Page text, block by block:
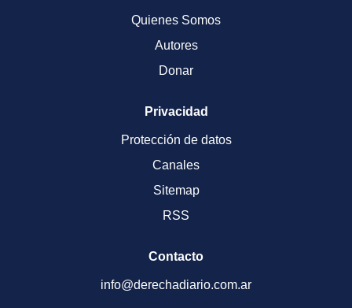
Quienes Somos
Autores
Donar
Privacidad
Protección de datos
Canales
Sitemap
RSS
Contacto
info@derechadiario.com.ar